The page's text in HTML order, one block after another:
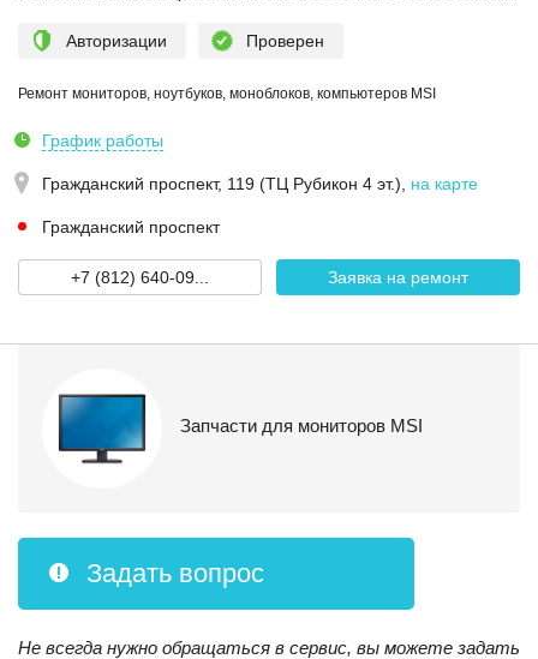
Авторизации Проверен
Ремонт мониторов, ноутбуков, моноблоков, компьютеров MSI
График работы
Гражданский проспект, 119 (ТЦ Рубикон 4 эт.) на карте
Гражданский проспект
+7 (812) 640-09... Заявка на ремонт
Запчасти для мониторов MSI
Задать вопрос
Не всегда нужно обращаться в сервис, вы можете задать